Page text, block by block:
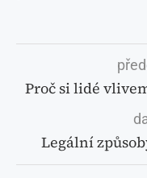
Proč si lidé
Legální